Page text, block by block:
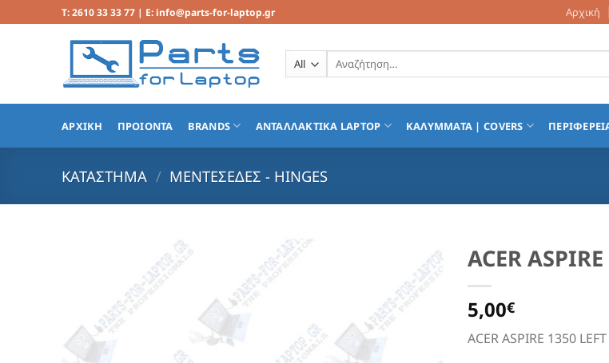
Μετάβαση
στο
περιεχόμενο
T: 2610 33 33 77 | E: info@parts-for-laptop.gr Αρχική
Αναζήτηση
ΑΡΧΙΚΗ ΠΡΟΙΟΝΤΑ BRANDS ΑΝΤΑΛΛΑΚΤΙΚΑ LAPTOP ΚΑΛΥΜΜΑΤΑ | COVERS
ΚΑΤΆΣΤΗΜΑ / ΜΕΝΤΕΣΕΔΕΣ - HINGES
Add to
Wishlist
ACER
5,00€
ACER ASPIRE 1350